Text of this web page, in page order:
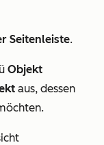
Seitenleiste.
Objekt
aus, dessen